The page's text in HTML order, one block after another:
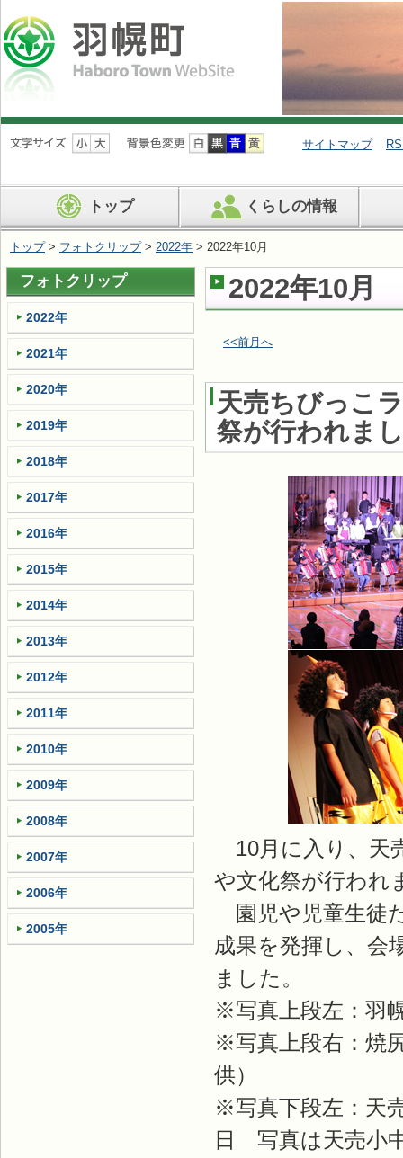
ナ
ビ
ン
を
ば
す
サイトマップ
トップ くらしの情報
トップ> フォトクリップ> 2022年 > 2022年10月
2022年10月
<<前月へ
天売ちびっこ
祭が行われま
10月に入り、天
や文化祭が行われ
園児や児童生徒
成果を発揮し、会
ました。
※写真上段左：羽
※写真上段右：焼
供）
※写真下段左：天
日 写真は天売小
フォトクリップ
2022年
2021年
2020年
2019年
2018年
2017年
2016年
2015年
2014年
2013年
2012年
2011年
2010年
2009年
2008年
2007年
2006年
2005年